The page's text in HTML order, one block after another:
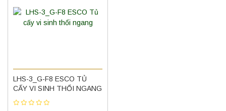
LHS-3_G-F8 ESCO TỦ
CẤY VI SINH THỔI NGANG